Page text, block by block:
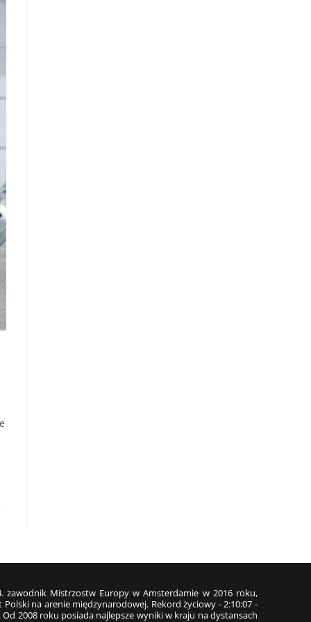
Mistrzostw Europy w Amsterdamie w 2016 roku,
na arenie międzynarodowej. Rekord życiowy - 2:10:07 -
2008 roku posiada najlepsze wyniki w kraju na dystansach